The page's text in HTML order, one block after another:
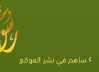
ساهم في نشر الموقع